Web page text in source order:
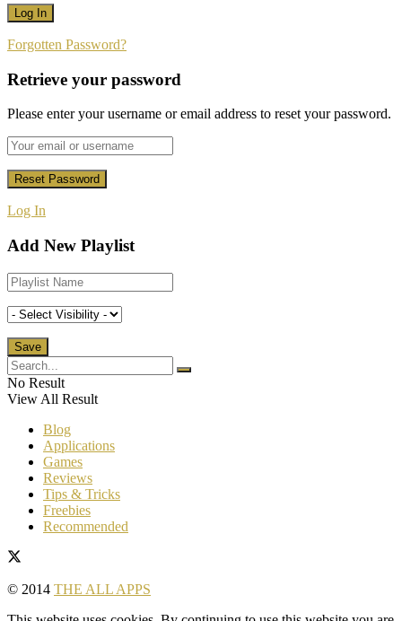
Forgotten Password?
Retrieve your password
Please enter your username or email address to reset your password.
Log In
Add New Playlist
No Result
View All Result
Blog
Applications
Games
Reviews
Tips & Tricks
Freebies
Recommended
© 2014 THE ALL APPS